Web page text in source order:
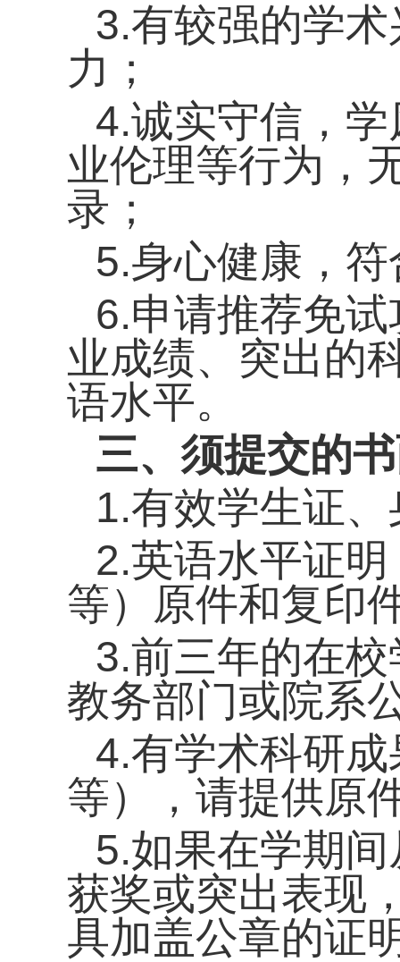
3.有较强的学
力；
4.诚实守信，
业伦理等行为，
录；
5.身心健康，
6.申请推荐免
业成绩、 突出的
语水平。
三、须提交的
1.有效学生证
2.英语水平证
等）原件和复印
3.前三年的在
教务部门或院系
4.有学术科研
等），请提供原
5.如果在学期
获奖或突出表现
具加盖公章的证